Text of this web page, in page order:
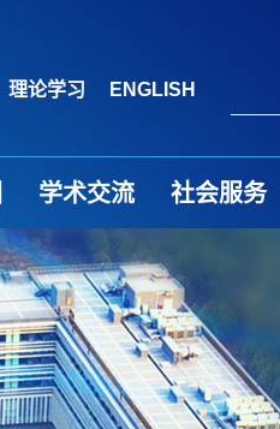
理论学习 ENGLISH
学术交流 社会服务